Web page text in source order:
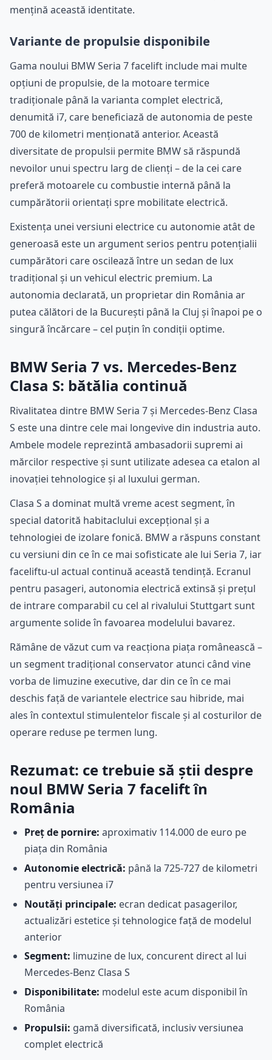
mențină această identitate.
Variante de propulsie disponibile
Gama noului BMW Seria 7 facelift include mai multe
opțiuni de propulsie, de la motoare termice
tradiționale până la varianta complet electrică,
denumită i7, care beneficiază de autonomia de peste
700 de kilometri menționată anterior. Această
diversitate de propulsii permite BMW să răspundă
nevoilor unui spectru larg de clienți – de la cei care
preferă motoarele cu combustie internă până la
cumpărătorii orientați spre mobilitate electrică.
Existența unei versiuni electrice cu autonomie atât de
generoasă este un argument serios pentru potențialii
cumpărători care oscilează între un sedan de lux
tradițional și un vehicul electric premium. La
autonomia declarată, un proprietar din România ar
putea călători de la București până la Cluj și înapoi pe o
singură încărcare – cel puțin în condiții optime.
BMW Seria 7 vs. Mercedes-Benz
Clasa S: bătălia continuă
Rivalitatea dintre BMW Seria 7 și Mercedes-Benz Clasa
S este una dintre cele mai longevive din industria auto.
Ambele modele reprezintă ambasadorii supremi ai
mărcilor respective și sunt utilizate adesea ca etalon al
inovației tehnologice și al luxului german.
Clasa S a dominat multă vreme acest segment, în
special datorită habitaclului excepțional și a
tehnologiei de izolare fonică. BMW a răspuns constant
cu versiuni din ce în ce mai sofisticate ale lui Seria 7, iar
faceliftu-ul actual continuă această tendință. Ecranul
pentru pasageri, autonomia electrică extinsă și prețul
de intrare comparabil cu cel al rivalului Stuttgart sunt
argumente solide în favoarea modelului bavarez.
Rămâne de văzut cum va reacționa piața românească –
un segment tradițional conservator atunci când vine
vorba de limuzine executive, dar din ce în ce mai
deschis față de variantele electrice sau hibride, mai
ales în contextul stimulentelor fiscale și al costurilor de
operare reduse pe termen lung.
Rezumat: ce trebuie să știi despre
noul BMW Seria 7 facelift în
România
Preț de pornire: aproximativ 114.000 de euro pe
piața din România
Autonomie electrică: până la 725-727 de kilometri
pentru versiunea i7
Noutăți principale: ecran dedicat pasagerilor,
actualizări estetice și tehnologice față de modelul
anterior
Segment: limuzine de lux, concurent direct al lui
Mercedes-Benz Clasa S
Disponibilitate: modelul este acum disponibil în
România
Propulsii: gamă diversificată, inclusiv versiunea
complet electrică